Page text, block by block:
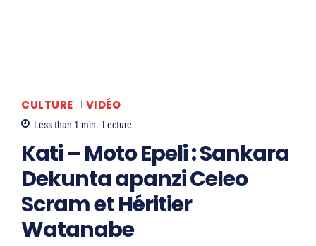
CULTURE VIDÉO
Less than 1 min. Lecture
Kati – Moto Epeli : Sankara
Dekunta apanzi Celeo
Scram et Héritier
Watanabe